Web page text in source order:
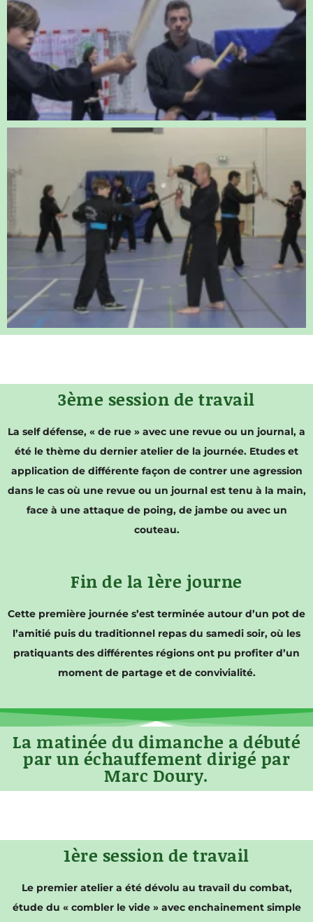
3ème session de travail
La self défense, « de rue » avec une revue ou un journal, a
été le thème du dernier atelier de la journée. Etudes et
application de différente façon de contrer une agression
dans le cas où une revue ou un journal est tenu à la main,
face à une attaque de poing, de jambe ou avec un
couteau.
Fin de la 1ère journe
Cette première journée s’est terminée autour d’un pot de
l’amitié puis du traditionnel repas du samedi soir, où les
pratiquants des différentes régions ont pu profiter d’un
moment de partage et de convivialité.
La matinée du dimanche a débuté
par un échauffement dirigé par
Marc Doury.
1ère session de travail
Le premier atelier a été dévolu au travail du combat,
étude du « combler le vide » avec enchainement simple